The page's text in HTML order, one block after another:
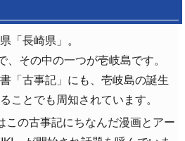
「長崎県」。
その中の一つが壱岐島です。
「古事記」にも、壱岐島の誕生
ことでも周知されています。
この古事記にちなんだ漫画とアー